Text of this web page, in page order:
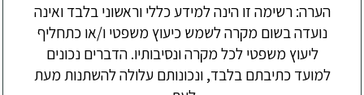
הערה: רשימה זו הינה למידע כללי וראשוני בלבד ואינה
נועדה בשום מקרה לשמש כיעוץ משפטי ו/או כתחליף
ליעוץ משפטי לכל מקרה ונסיבותיו. הדברים נכונים
למועד כתיבתם בלבד, ונכונותם עלולה להשתנות מעת